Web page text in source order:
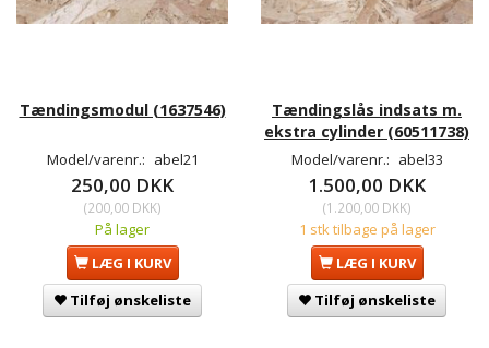
Tændingsmodul (1637546)
Model/varenr.: abel21
250,00 DKK
(200,00 DKK)
På lager
LÆG I KURV
Tilføj ønskeliste
Tændingslås indsats m.
ekstra cylinder (60511738)
Model/varenr.: abel33
1.500,00 DKK
(1.200,00 DKK)
1 stk tilbage på lager
LÆG I KURV
Tilføj ønskeliste